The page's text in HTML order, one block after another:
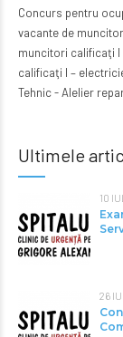
Concurs pentru
vacante de
muncitori calificaţi
calificaţi I –
Tehnic - Alelier
Ultimele
10
26